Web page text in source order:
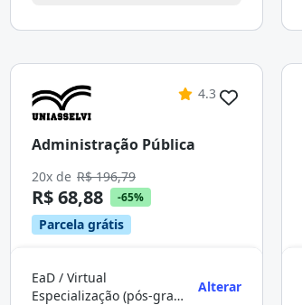
4.3
Administração Pública
20x de R$ 196,79
R$ 68,88 -65%
Parcela grátis
EaD / Virtual
Especialização (pós-graduação)
Alterar